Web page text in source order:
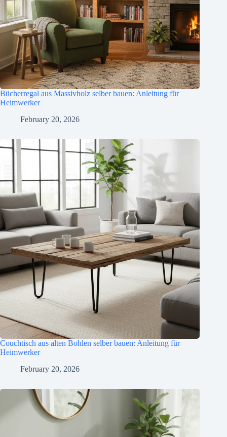
Bücherregal aus Massivholz selber bauen: Anleitung für
Heimwerker
February 20, 2026
Couchtisch aus alten Bohlen selber bauen: Anleitung für
Heimwerker
February 20, 2026